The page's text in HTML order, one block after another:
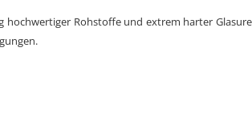
hochwertiger Rohstoffe und extrem harter